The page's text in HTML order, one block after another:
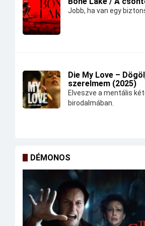
Jobb, ha van egy
Die My Love –
szerelmem (2025)
Elveszve a mentális
birodalmában.
DÉMONOS